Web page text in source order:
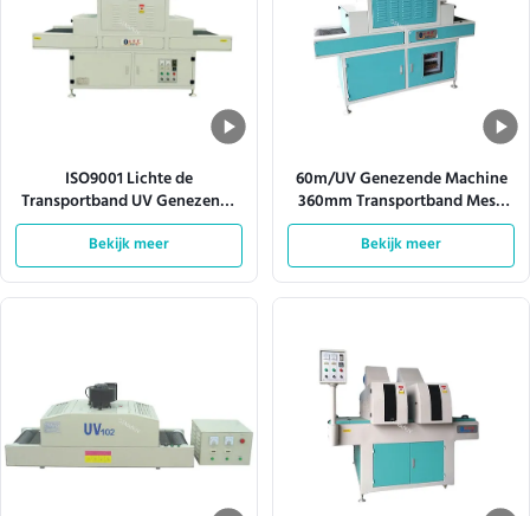
ISO9001 Lichte de
Transportband UV Genezende
Machine 380V 50HZ van de
hittedissipatie
Bekijk meer
60m/UV Genezende Machine
360mm Transportband Mesh
Width van Min Automatic Led
Bekijk meer